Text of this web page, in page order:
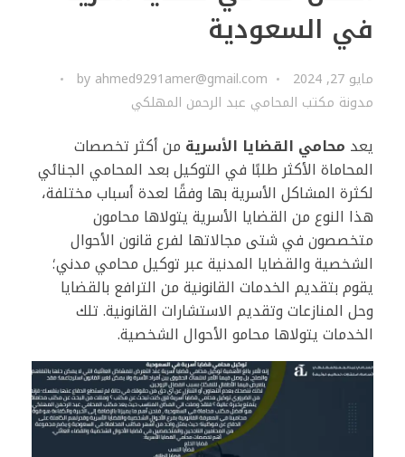
في السعودية
مايو 27, 2024 by ahmed9291amer@gmail.com
مدونة مكتب المحامي عبد الرحمن المهلكي
يعد محامي القضايا الأسرية من أكثر تخصصات
المحاماة الأكثر طلبًا في التوكيل بعد المحامي الجنائي
لكثرة المشاكل الأسرية بها وفقًا لعدة أسباب مختلفة،
هذا النوع من القضايا الأسرية يتولاها محامون
متخصصون في شتى مجالاتها لفرع قانون الأحوال
الشخصية والقضايا المدنية عبر توكيل محامي مدني؛
يقوم بتقديم الخدمات القانونية من الترافع بالقضايا
وحل المنازعات وتقديم الاستشارات القانونية. تلك
الخدمات يتولاها محامو الأحوال الشخصية.